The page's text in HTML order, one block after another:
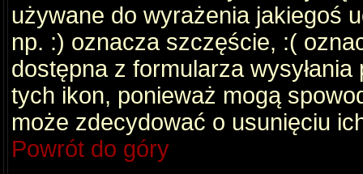
używane do wyrażenia jakiegoś
np. :) oznacza szczęście, :(
dostępna z formularza
tych ikon, ponieważ mogą
może zdecydować o usunięciu
Powrót do góry